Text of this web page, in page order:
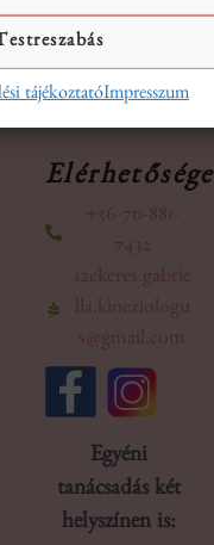
tájékoztatóImpresszum
+36-70-881-
7432
szekeres.gabrie
lla.kineziologu
s@gmail.com
Egyéni
tanácsadás két
helyszínen is: